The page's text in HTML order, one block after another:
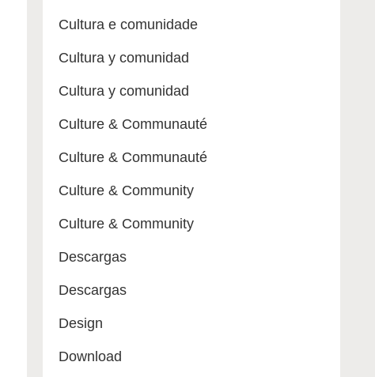
Cultura e comunidade
Cultura y comunidad
Cultura y comunidad
Culture & Communauté
Culture & Communauté
Culture & Community
Culture & Community
Descargas
Descargas
Design
Download